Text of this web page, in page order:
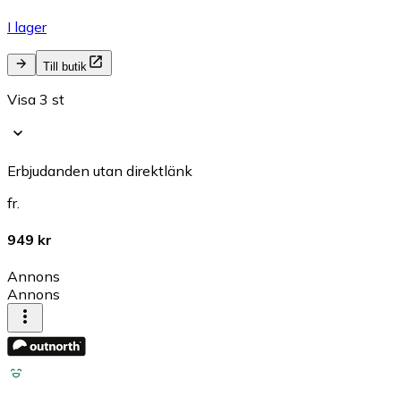
I lager
Till butik
Visa 3 st
Erbjudanden utan direktlänk
fr.
949 kr
Annons
Annons